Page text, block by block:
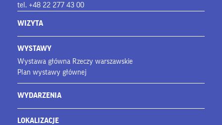
tel. +48 22 277 43 00
WIZYTA
WYSTAWY
Wystawa główna Rzeczy warszawskie
Plan wystawy głównej
WYDARZENIA
LOKALIZACJE